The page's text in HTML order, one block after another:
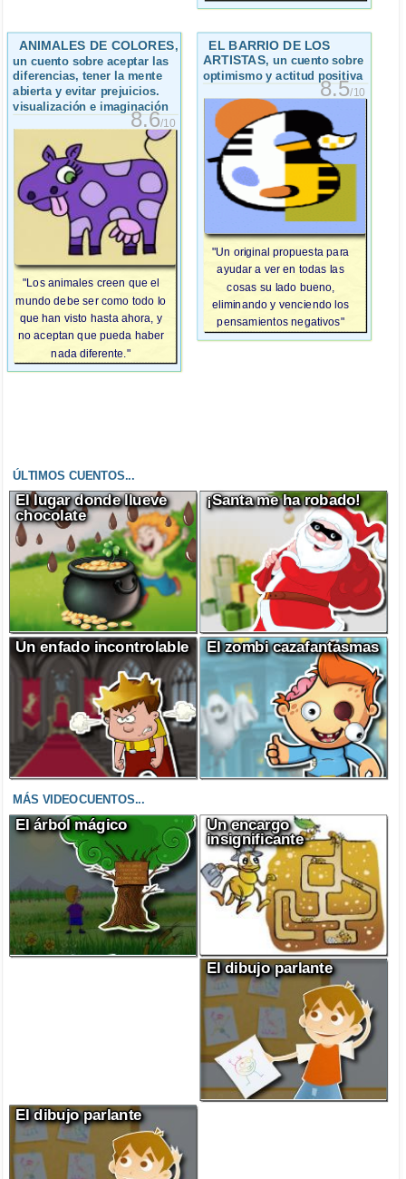
ANIMALES DE COLORES,
un cuento sobre aceptar las
diferencias, tener la mente
abierta y evitar prejuicios.
visualización e imaginación
8.6/10
"Los animales creen que el
mundo debe ser como todo lo
que han visto hasta ahora, y
no aceptan que pueda haber
nada diferente."
EL BARRIO DE LOS
ARTISTAS, un cuento sobre
optimismo y actitud positiva
8.5/10
"Un original propuesta para
ayudar a ver en todas las
cosas su lado bueno,
eliminando y venciendo los
pensamientos negativos"
ÚLTIMOS CUENTOS...
El lugar donde llueve
chocolate
¡Santa me ha robado!
Un enfado incontrolable El zombi cazafantasmas
MÁS VIDEOCUENTOS...
El árbol mágico
Un encargo
insignificante
El dibujo parlante
El dibujo parlante